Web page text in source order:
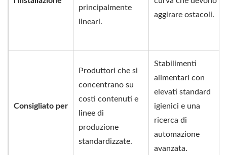
principalmente
lineari.
aggirare ostacoli.
Consigliato per
Produttori che si
concentrano su
costi contenuti e
linee di
produzione
standardizzate.
Stabilimenti
alimentari con
elevati standard
igienici e una
ricerca di
automazione
avanzata.